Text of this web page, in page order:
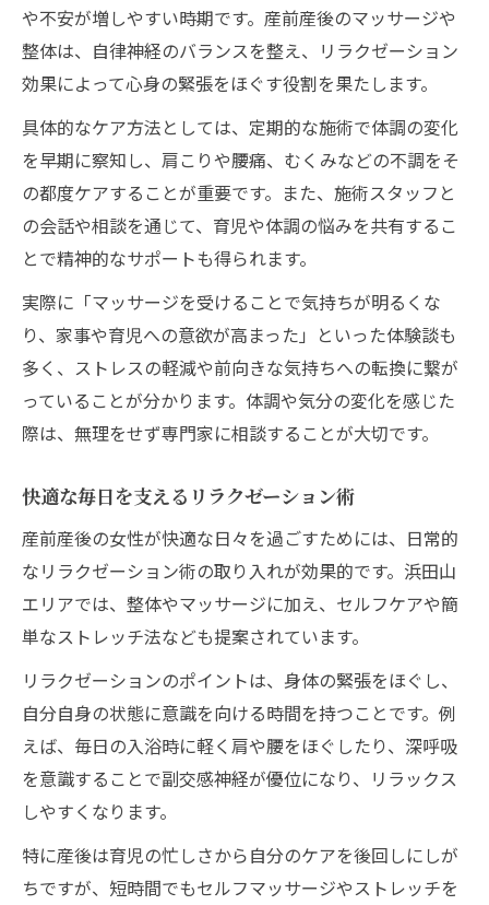
や不安が増しやすい時期です。産前産後のマッサージや
整体は、自律神経のバランスを整え、リラクゼーション
効果によって心身の緊張をほぐす役割を果たします。
具体的なケア方法としては、定期的な施術で体調の変化
を早期に察知し、肩こりや腰痛、むくみなどの不調をそ
の都度ケアすることが重要です。また、施術スタッフと
の会話や相談を通じて、育児や体調の悩みを共有するこ
とで精神的なサポートも得られます。
実際に「マッサージを受けることで気持ちが明るくな
り、家事や育児への意欲が高まった」といった体験談も
多く、ストレスの軽減や前向きな気持ちへの転換に繋が
っていることが分かります。体調や気分の変化を感じた
際は、無理をせず専門家に相談することが大切です。
快適な毎日を支えるリラクゼーション術
産前産後の女性が快適な日々を過ごすためには、日常的
なリラクゼーション術の取り入れが効果的です。浜田山
エリアでは、整体やマッサージに加え、セルフケアや簡
単なストレッチ法なども提案されています。
リラクゼーションのポイントは、身体の緊張をほぐし、
自分自身の状態に意識を向ける時間を持つことです。例
えば、毎日の入浴時に軽く肩や腰をほぐしたり、深呼吸
を意識することで副交感神経が優位になり、リラックス
しやすくなります。
特に産後は育児の忙しさから自分のケアを後回しにしが
ちですが、短時間でもセルフマッサージやストレッチを